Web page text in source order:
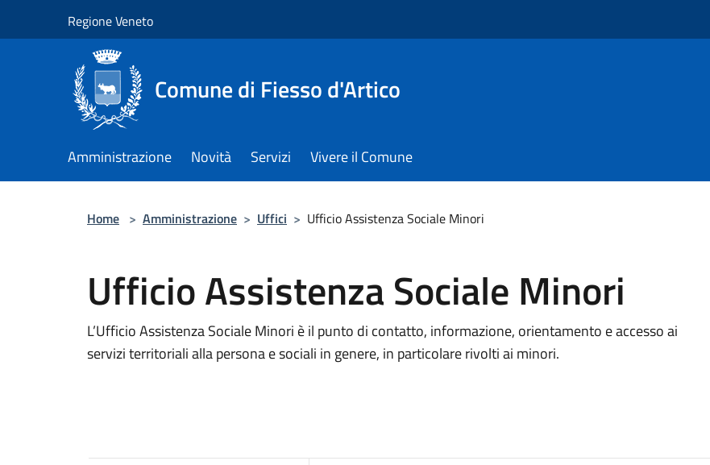
Regione Veneto
Comune di Fiesso d'Artico
Amministrazione Novità Servizi Vivere il Comune
Home > Amministrazione > Uffici > Ufficio Assistenza Sociale Minori
Ufficio Assistenza Sociale Minori
L’Ufficio Assistenza Sociale Minori è il punto di contatto, informazione, orientamento e accesso ai
servizi territoriali alla persona e sociali in genere, in particolare rivolti ai minori.